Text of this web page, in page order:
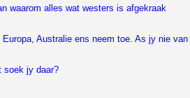
waarom alles wat westers is afgekraak
Australie ens neem toe. As jy nie van
soek jy daar?